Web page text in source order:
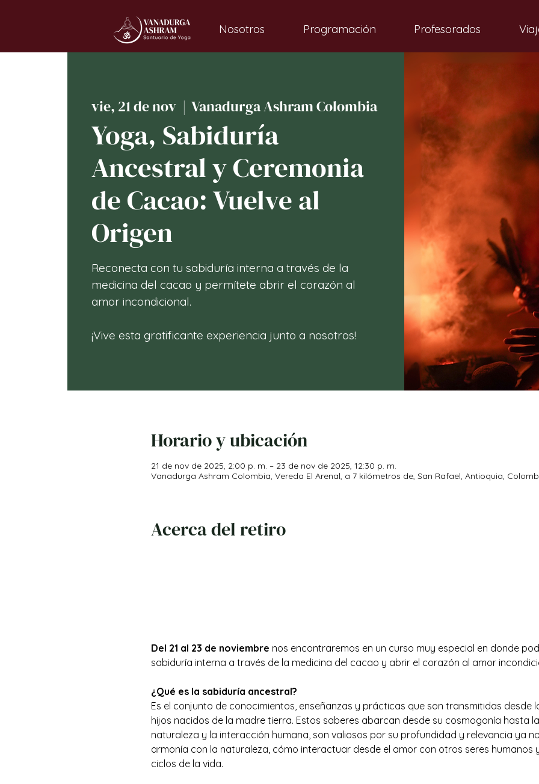
Nosotros Programación Profesorados
vie, 21 de nov
  |
Vanadurga Ashram Colombia
Yoga, Sabiduría
Ancestral y Ceremonia
de Cacao: Vuelve al
Origen
Reconecta con tu sabiduría interna a través de la
medicina del cacao y permítete abrir el corazón al
amor incondicional.
¡Vive esta gratificante experiencia junto a nosotros!
Horario y ubicación
21 de nov de 2025, 2:00 p. m. – 23 de nov de 2025, 12:30 p. m.
Vanadurga Ashram Colombia, Vereda El Arenal, a 7 kilómetros de, San Rafael, Antioquia,
Acerca del retiro
Del 21 al 23 de noviembre nos encontraremos en un curso muy especial en donde
sabiduría interna a través de la medicina del cacao y abrir el corazón al amor
¿Qué es la sabiduría ancestral?
Es el conjunto de conocimientos, enseñanzas y prácticas que son transmitidas desde
hijos nacidos de la madre tierra. Estos saberes abarcan desde su cosmogonía hasta
naturaleza y la interacción humana, son valiosos por su profundidad y relevancia ya
armonía con la naturaleza, cómo interactuar desde el amor con otros seres
ciclos de la vida.